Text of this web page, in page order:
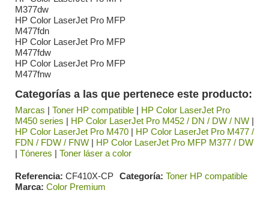
M377dw
HP Color LaserJet Pro MFP
M477fdn
HP Color LaserJet Pro MFP
M477fdw
HP Color LaserJet Pro MFP
M477fnw
Categorías a las que pertenece este producto:
Marcas | Toner HP compatible | HP Color LaserJet Pro
M450 series | HP Color LaserJet Pro M452 / DN / DW / NW |
HP Color LaserJet Pro M470 | HP Color LaserJet Pro M477 /
FDN / FDW / FNW | HP Color LaserJet Pro MFP M377 / DW
| Tóneres | Toner láser a color
Referencia CF410X-CP Categoría Toner HP compatible
Marca Color Premium